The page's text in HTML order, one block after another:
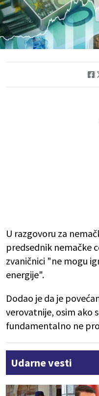
U razgovoru za
predsednik nemačke
zvaničnici "ne mogu
energije".
Dodao je da je
verovatnije, osim ako
fundamentalno ne
Udarne vesti